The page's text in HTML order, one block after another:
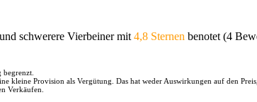
schwerere Vierbeiner mit 4,8 Sternen benotet (4
kleine Provision als Vergütung. Das hat weder Auswirkungen auf den
Verkäufen.